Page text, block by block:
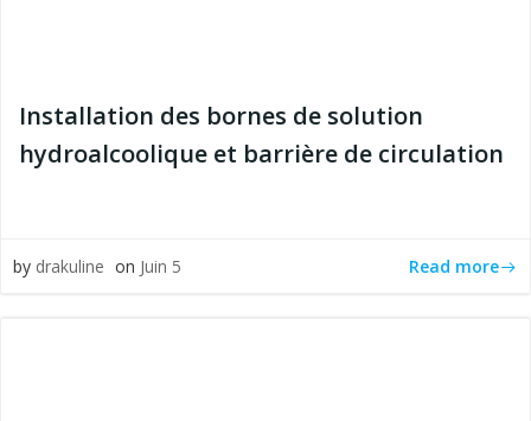
Installation des bornes de solution
hydroalcoolique et barrière de circulation
by drakuline on Juin 5 Read more